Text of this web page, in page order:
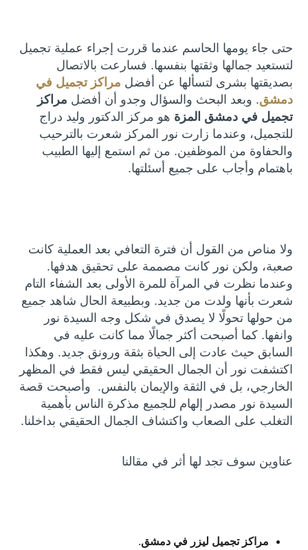
حتى جاء يومها الحاسم عندما قررت إجراء عملية تجميل
لتستعيد جمالها وثقتها بنفسها. فسارعت بالاتصال
بصديقتها بشرى لتسألها عن أفضل مراكز تجميل في
دمشق. وبعد البحث والسؤال وجدو أن أفضل مراكز
تجميل في دمشق المزة هو مركز الدكتور وليد دراج
للتجميل، وعندما زارت نور المركز شعرت بالترحيب
والحفاوة من الموظفين. من ثم استمع إليها الطبيب
باهتمام وأجاب على جميع أسئلتها.
ولا مناص من القول أن فترة التعافي بعد العملية كانت
صعبة، ولكن نور كانت مصممة على تحقيق هدفها.
وعندما نظرت في المرآة للمرة الأولى بعد الشفاء التام
شعرت بأنها ولدت من جديد. وبطبيعة الحال شاهد جميع
من حولها تحولًا لا يصدق في شكل وجه السيدة نور
وانفها. كما أصبحت أكثر جمالًا مما كانت عليه في
السابق حيث عادت إلى الحياة بثقة ورونق جديد. وهكذا
اكتشفت نور أن الجمال الحقيقي ليس فقط في المظهر
الخارجي، بل في الثقة والإيمان بالنفس. وأصبحت قصة
السيدة نور مصدر إلهام للجميع مذكرة الناس بأهمية
التغلب على الصعاب واكتشاف الجمال الحقيقي بداخلنا.
عناوين سوف تجد لها أثر في مقالنا
مراكز تجميل ليزر في دمشق.